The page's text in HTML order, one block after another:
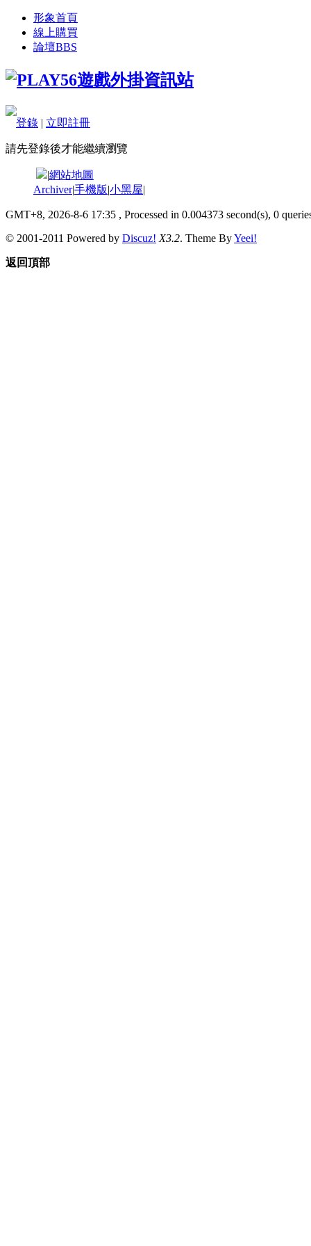
形象首頁
線上購買
論壇BBS
登錄 | 立即註冊
請先登錄後才能繼續瀏覽
|網站地圖
Archiver|手機版|小黑屋|
GMT+8, 2026-8-6 17:35 , Processed in 0.004373 second(s), 0
© 2001-2011 Powered by Discuz! X3.2. Theme ByYeei!
返回頂部